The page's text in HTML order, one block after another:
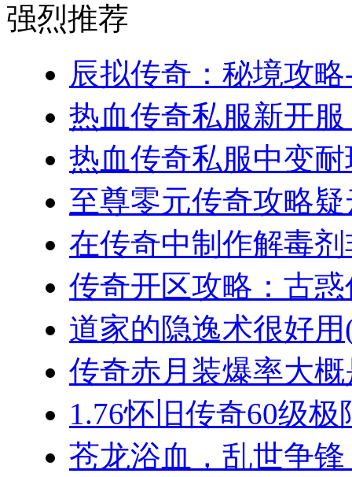
强烈推荐
辰拟传奇：秘境攻
热血传奇私服新开
热血传奇私服中变
至尊零元传奇攻略
在传奇中制作解毒
传奇开区攻略：古
道家的隐逸术很好用
传奇赤月装爆率大
1.76怀旧传奇60级
苍龙浴血，乱世争